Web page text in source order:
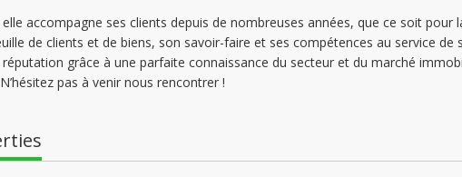
accompagne ses clients depuis de nombreuses années, que ce soit
de clients et de biens, son savoir-faire et ses compétences au service
réputation grâce à une parfaite connaissance du secteur et du marché
pas à venir nous rencontrer !